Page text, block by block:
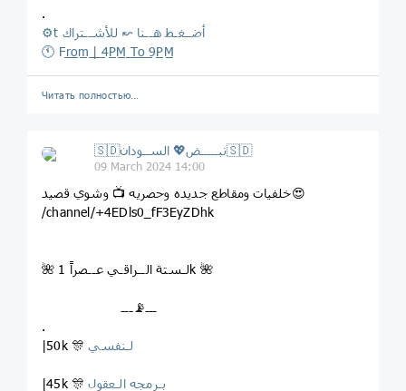
.
⚙️t أضــغـط هــنا ↜ للأشــتراك
🕚 Fr̲o̲m̲ ̲|̲ ̲4P̲M̲ ̲T̲o̲ ̲9P̲M̲
Читать полностью…
🇸🇩نبـــــض💖 الســودان🇸🇩
09 March 2024 14:00
خلفيات ومقاطع جديده وحصريه 📺 وشوي قصيد😍
/channel/+4EDls0_fF3EyZDhk
🌺 لـستة الــراقـي عــصراً 1k 🌺
ـــ📡ـــ
.
|50k 🎊لـنفسي
|45k 🎊بـرمجه الـعقول